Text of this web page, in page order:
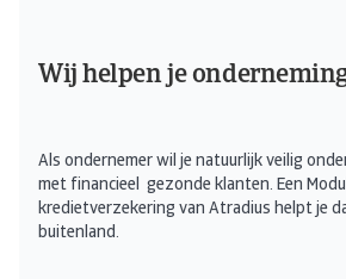
Wij helpen je
Als ondernemer wil je natuurlijk veilig
met financieel gezonde klanten. Een
kredietverzekering van Atradius helpt je
buitenland.